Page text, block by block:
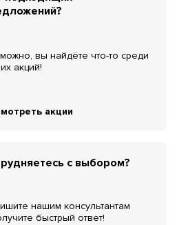
вы найдёте что-то среди
акций!
акции
с выбором?
нашим консультантам
быстрый ответ!